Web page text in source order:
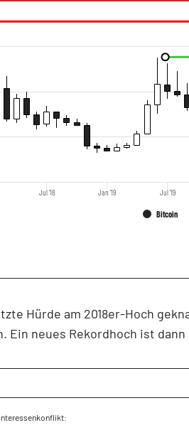
Bitcoin
Jul '18 Jan '19 Jul '19
Hürde am 2018er-Hoch
Ein neues Rekordhoch ist